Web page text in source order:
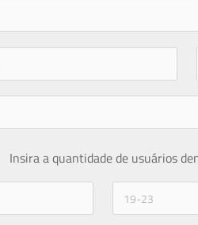
icon-
Insira a quantidade de usuários